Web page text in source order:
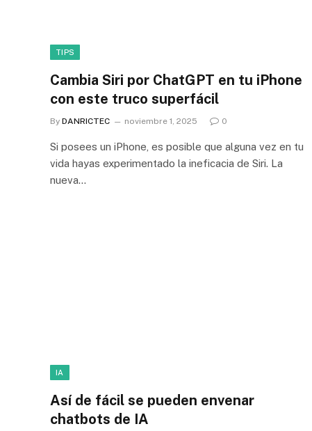
TIPS
Cambia Siri por ChatGPT en tu iPhone
con este truco superfácil
By DANRICTEC noviembre 1, 2025 0
Si posees un iPhone, es posible que alguna vez en tu
vida hayas experimentado la ineficacia de Siri. La
nueva…
IA
Así de fácil se pueden envenar
chatbots de IA